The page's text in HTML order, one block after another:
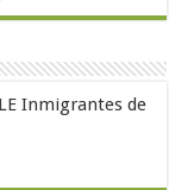
Inmigrantes de